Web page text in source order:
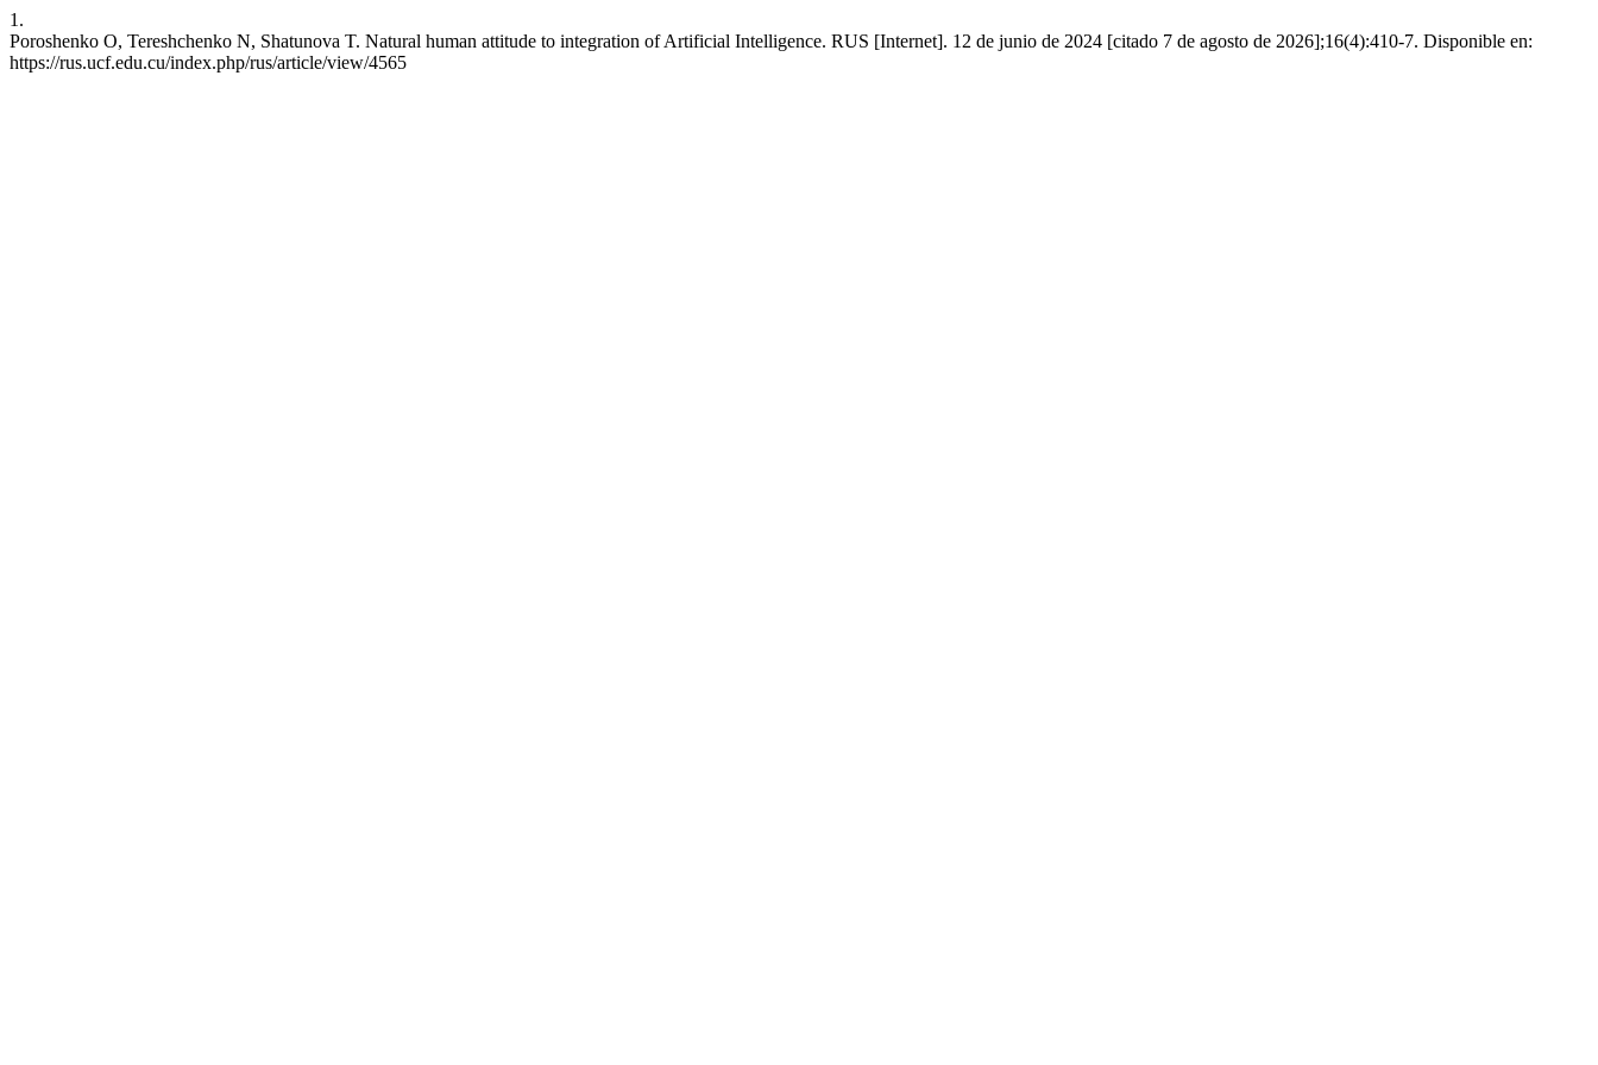
1.
Poroshenko O, Tereshchenko N, Shatunova T. Natural human attitude to integration of Artificial Intelligence. RUS [Internet]. 12 de junio de 2024 [citado 7 de agosto de 2026];16(4):410-7. Disponible en:
https://rus.ucf.edu.cu/index.php/rus/article/view/4565